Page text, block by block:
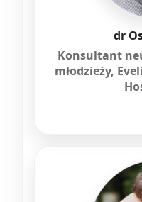
dr
Konsultant
młodzieży,